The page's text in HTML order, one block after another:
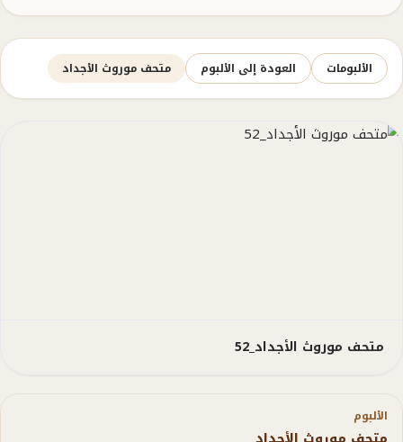
الألبومات العودة إلى الألبوم متحف موروث الأجداد
متحف موروث الأجداد_52
الألبوم